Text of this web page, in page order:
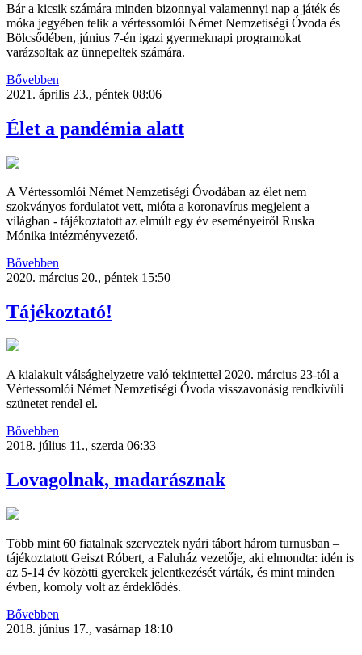
Bár a kicsik számára minden bizonnyal valamennyi nap a játék és
móka jegyében telik a vértessomlói Német Nemzetiségi Óvoda és
Bölcsődében, június 7-én igazi gyermeknapi programokat
varázsoltak az ünnepeltek számára.
Bővebben
2021. április 23., péntek 08:06
Élet a pandémia alatt
A Vértessomlói Német Nemzetiségi Óvodában az élet nem
szokványos fordulatot vett, mióta a koronavírus megjelent a
világban - tájékoztatott az elmúlt egy év eseményeiről Ruska
Mónika intézményvezető.
Bővebben
2020. március 20., péntek 15:50
Tájékoztató!
A kialakult válsághelyzetre való tekintettel 2020. március 23-tól a
Vértessomlói Német Nemzetiségi Óvoda visszavonásig rendkívüli
szünetet rendel el.
Bővebben
2018. július 11., szerda 06:33
Lovagolnak, madarásznak
Több mint 60 fiatalnak szerveztek nyári tábort három turnusban –
tájékoztatott Geiszt Róbert, a Faluház vezetője, aki elmondta: idén is
az 5-14 év közötti gyerekek jelentkezését várták, és mint minden
évben, komoly volt az érdeklődés.
Bővebben
2018. június 17., vasárnap 18:10